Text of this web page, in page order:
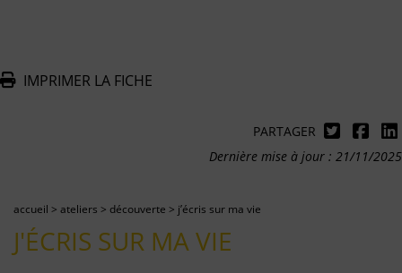
IMPRIMER LA FICHE
PARTAGER
Dernière mise à jour : 21/11/2025
accueil > ateliers > découverte > j’écris sur ma vie
J'ÉCRIS SUR MA VIE